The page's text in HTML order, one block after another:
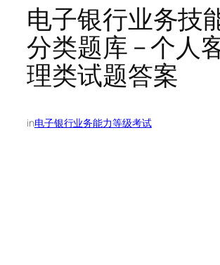
电子银行业务技
分类题库 – 个人
理类试题答案
in电子银行业务能力等级考试